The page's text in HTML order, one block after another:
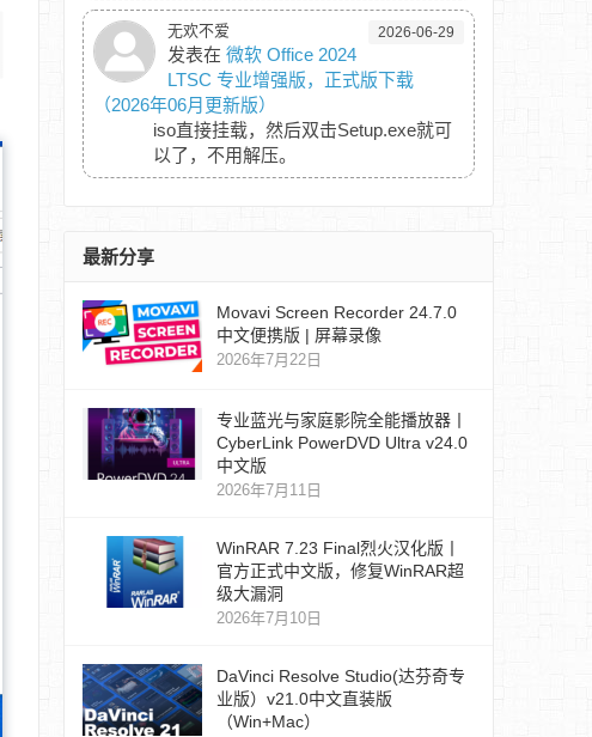
无欢不爱 2026-06-29
发表在 微软 Office 2024
LTSC 专业增强版，正式版下载
（2026年06月更新版）
iso直接挂载，然后双击Setup.exe就可
以了，不用解压。
最新分享
Movavi Screen Recorder 24.7.0
中文便携版 | 屏幕录像
2026年7月22日
专业蓝光与家庭影院全能播放器丨
CyberLink PowerDVD Ultra v24.0
中文版
2026年7月11日
WinRAR 7.23 Final烈火汉化版丨
官方正式中文版，修复WinRAR超
级大漏洞
2026年7月10日
DaVinci Resolve Studio(达芬奇专
业版）v21.0中文直装版
（Win+Mac）